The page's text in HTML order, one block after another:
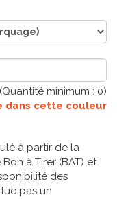
(Quantité minimum : 0)
dans cette couleur
à partir de la
à Tirer (BAT) et
des
pas un